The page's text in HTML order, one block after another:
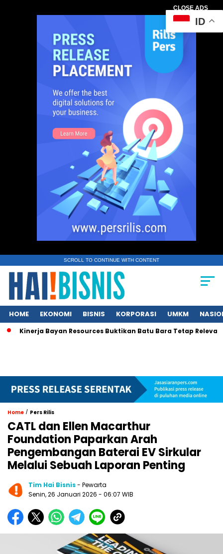
CLOSE ADS
SCROLL TO CONTINUE WITH CONTENT
HOME EKONOMI BISNIS KORPORASI UMKM
Kinerja Bayan Resources Buktikan Batu Bara Tetap Relevan
Home / Pers Rilis
CATL dan Ellen Macarthur
Foundation Paparkan Arah
Pengembangan Baterai EV Sirkular
Melalui Sebuah Laporan Penting
Tim Hai Bisnis- Pewarta
Senin, 26 Januari 2026 - 06:07 WIB
ID